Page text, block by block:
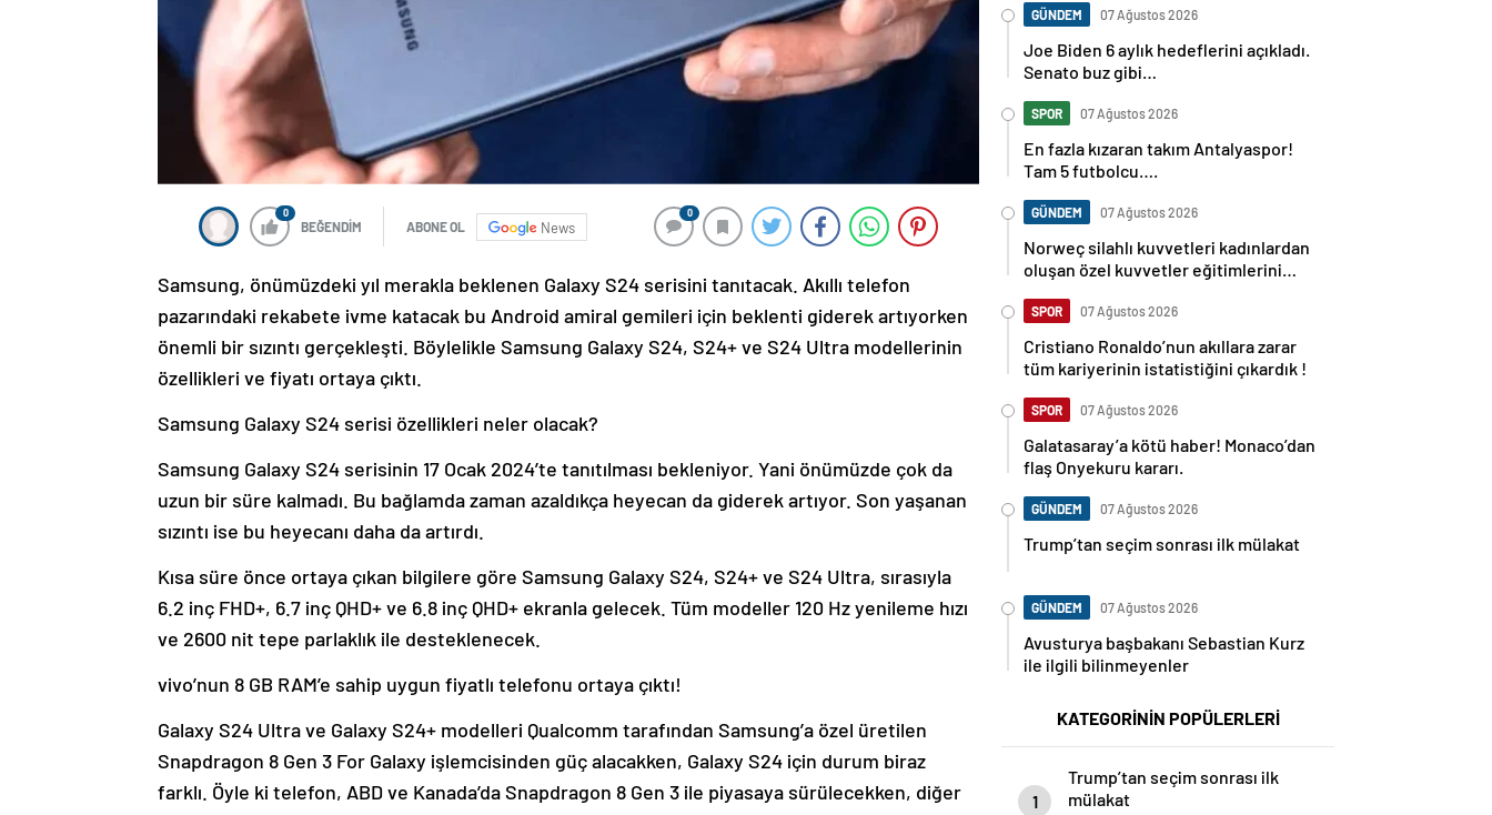
0
BEĞENDİM ABONE OL News
0
Samsung, önümüzdeki yıl merakla beklenen Galaxy S24 serisini tanıtacak. Akıllı telefon
pazarındaki rekabete ivme katacak bu Android amiral gemileri için beklenti giderek artıyorken
önemli bir sızıntı gerçekleşti. Böylelikle Samsung Galaxy S24, S24+ ve S24 Ultra modellerinin
özellikleri ve fiyatı ortaya çıktı.
Samsung Galaxy S24 serisi özellikleri neler olacak?
Samsung Galaxy S24 serisinin 17 Ocak 2024’te tanıtılması bekleniyor. Yani önümüzde çok da
uzun bir süre kalmadı. Bu bağlamda zaman azaldıkça heyecan da giderek artıyor. Son yaşanan
sızıntı ise bu heyecanı daha da artırdı.
Kısa süre önce ortaya çıkan bilgilere göre Samsung Galaxy S24, S24+ ve S24 Ultra, sırasıyla
6.2 inç FHD+, 6.7 inç QHD+ ve 6.8 inç QHD+ ekranla gelecek. Tüm modeller 120 Hz yenileme hızı
ve 2600 nit tepe parlaklık ile desteklenecek.
vivo’nun 8 GB RAM’e sahip uygun fiyatlı telefonu ortaya çıktı!
Galaxy S24 Ultra ve Galaxy S24+ modelleri Qualcomm tarafından Samsung’a özel üretilen
Snapdragon 8 Gen 3 For Galaxy işlemcisinden güç alacakken, Galaxy S24 için durum biraz
farklı. Öyle ki telefon, ABD ve Kanada’da Snapdragon 8 Gen 3 ile piyasaya sürülecekken, diğer
GÜNDEM 07 Ağustos 2026
Joe Biden 6 aylık hedeflerini açıkladı.
Senato buz gibi…
SPOR 07 Ağustos 2026
En fazla kızaran takım Antalyaspor!
Tam 5 futbolcu….
GÜNDEM 07 Ağustos 2026
Norweç silahlı kuvvetleri kadınlardan
oluşan özel kuvvetler eğitimlerini
SPOR 07 Ağustos 2026
Cristiano Ronaldo’nun akıllara zarar
tüm kariyerinin istatistiğini çıkardık !
SPOR 07 Ağustos 2026
Galatasaray’a kötü haber! Monaco’dan
flaş Onyekuru kararı.
GÜNDEM 07 Ağustos 2026
Trump’tan seçim sonrası ilk mülakat
GÜNDEM 07 Ağustos 2026
Avusturya başbakanı Sebastian Kurz
ile ilgili bilinmeyenler
KATEGORİNİN POPÜLERLERİ
1
Trump’tan seçim sonrası ilk
mülakat